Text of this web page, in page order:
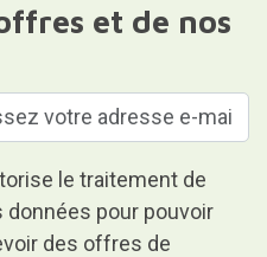
et de nos
le traitement de
données pour pouvoir
des offres de